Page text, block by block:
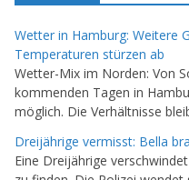
Wetter in Hamburg: Weitere
Temperaturen stürzen ab
Wetter-Mix im Norden: Von
kommenden Tagen in
möglich. Die Verhältnisse
Dreijährige vermisst: Bella
Eine Dreijährige